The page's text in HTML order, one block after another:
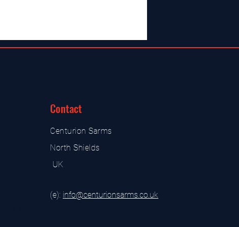
Contact
Centurion Sarms
North Shields
UK
(e): info@centurionsarms.co.uk